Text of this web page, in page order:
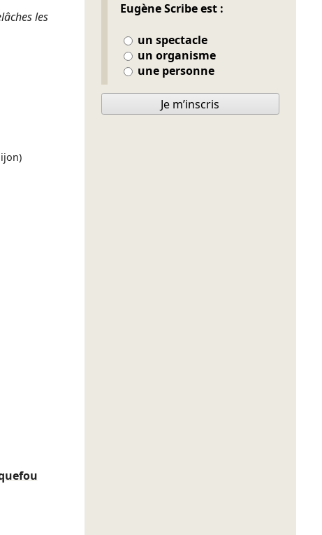
les
Eugène Scribe est :
un spectacle
un organisme
une personne
Je m’inscris